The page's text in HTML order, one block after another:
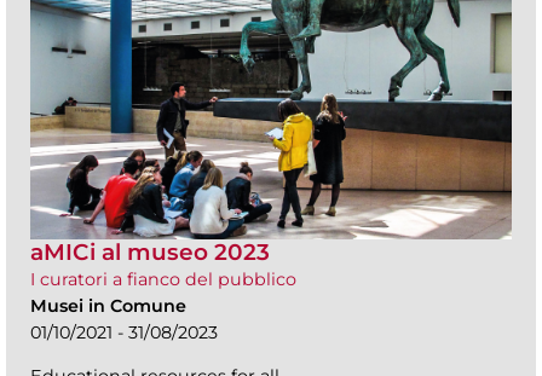
aMICi al museo 2023
I curatori a fianco del pubblico
Musei in Comune
01/10/2021 - 31/08/2023